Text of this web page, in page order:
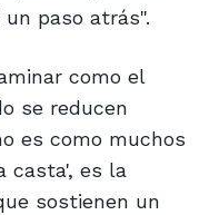
paso atrás".
como el
se reducen
es como muchos
casta', es la
sostienen un